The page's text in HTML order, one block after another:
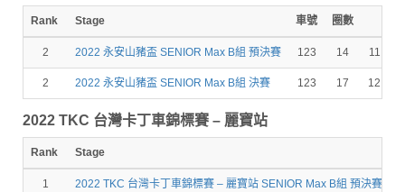
Rank Stage 車號 圈數
2 2022 永安山豬盃 SENIOR Max B組 預決賽 123 14
2 2022 永安山豬盃 SENIOR Max B組 決賽 123 17
2022 TKC 台灣卡丁車錦標賽 – 麗寶站
Rank Stage
1 2022 TKC 台灣卡丁車錦標賽 – 麗寶站 SENIOR Max B組 預決賽